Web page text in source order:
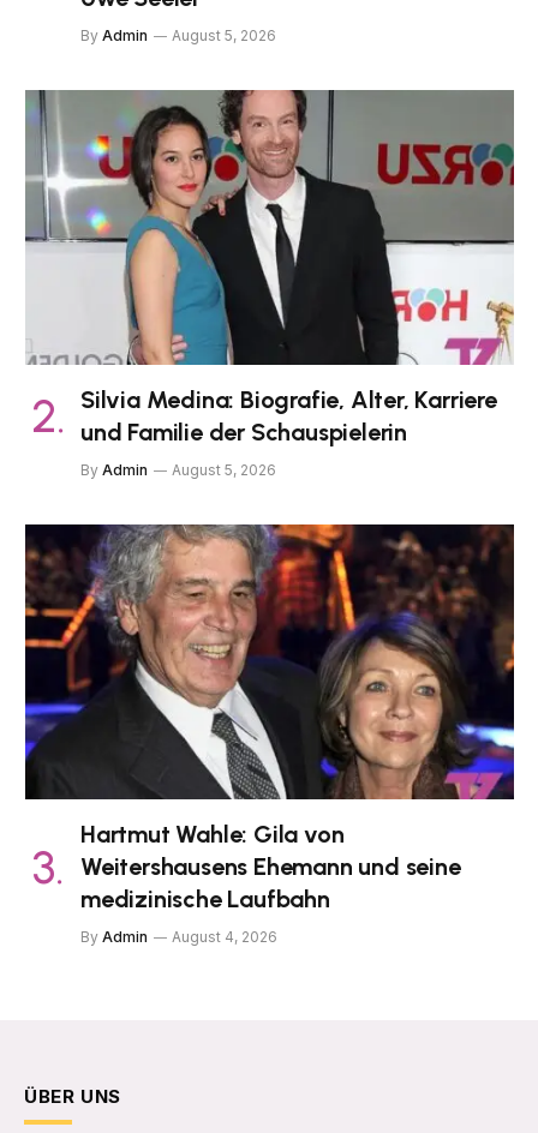
By Admin August 5, 2026
Silvia Medina: Biografie, Alter, Karriere
und Familie der Schauspielerin
By Admin August 5, 2026
Hartmut Wahle: Gila von
Weitershausens Ehemann und seine
medizinische Laufbahn
By Admin August 4, 2026
ÜBER UNS